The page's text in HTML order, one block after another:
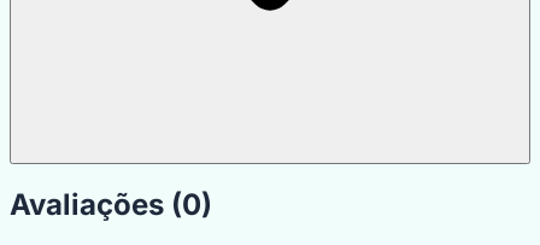
Avaliações (0)